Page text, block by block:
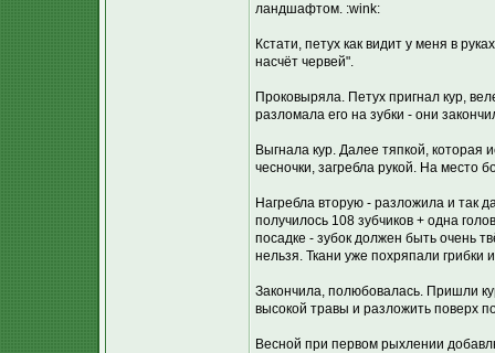
ландшафтом. :wink:
Кстати, петух как видит у меня в
насчёт червей".
Проковыряла. Петух пригнал кур,
разломала его на зубки - они
Выгнала кур. Далее тяпкой, которая
чесночки, загребла рукой. На место
Нагребла вторую - разложила и так
получилось 108 зубчиков + одна
посадке - зубок должен быть очень
нельзя. Ткани уже похряпали грибки
Закончила, полюбовалась. Пришли
высокой травы и разложить поверх
Весной при первом рыхлении